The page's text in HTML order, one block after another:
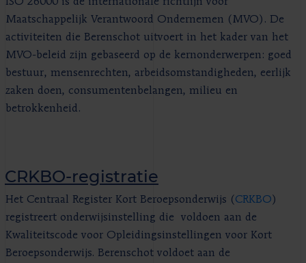
ISO 26000 is de internationale richtlijn voor
Maatschappelijk Verantwoord Ondernemen (MVO). De
activiteiten die Berenschot uitvoert in het kader van het
MVO-beleid zijn gebaseerd op de kernonderwerpen: goed
bestuur, mensenrechten, arbeidsomstandigheden, eerlijk
zaken doen, consumentenbelangen, milieu en
betrokkenheid.
CRKBO-registratie
Het Centraal Register Kort Beroepsonderwijs (CRKBO)
registreert onderwijsinstelling die voldoen aan de
Kwaliteitscode voor Opleidingsinstellingen voor Kort
Beroepsonderwijs. Berenschot voldoet aan de